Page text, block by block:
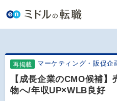
再掲載 マーケティング・販促企
【成長企業のCMO候補
物へ/年収UP×WLB良好